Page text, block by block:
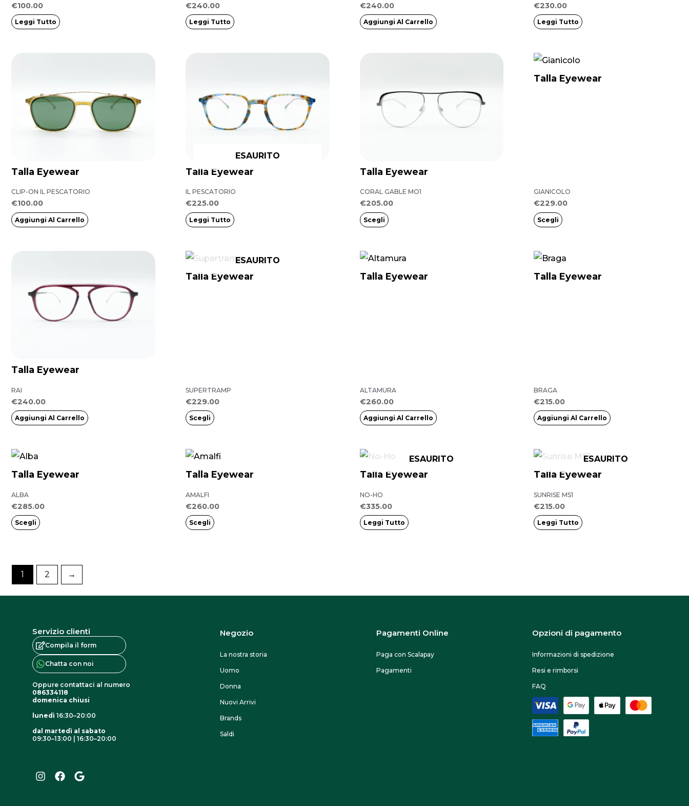
€100.00
Leggi Tutto
€240.00
Leggi Tutto
€240.00
Aggiungi Al Carrello
€230.00
Leggi Tutto
Talla Eyewear
CLIP-ON IL PESCATORIO
€100.00
Aggiungi Al Carrello
Talla Eyewear
ESAURITO
IL PESCATORIO
€225.00
Leggi Tutto
Talla Eyewear
CORAL GABLE MO1
€205.00
Scegli
varianti.
scelte
nella
pagina
prodotto
Talla Eyewear
GIANICOLO
€229.00
Scegli
Questo
prodotto
scelte
nella
pagina
prodotto
Talla Eyewear
RAI
€240.00
Aggiungi Al Carrello
Talla Eyewear
ESAURITO
SUPERTRAMP
€229.00
Scegli
Questo
prodotto
scelte
nella
pagina
prodotto
Talla Eyewear
ALTAMURA
€260.00
Aggiungi Al Carrello
Talla Eyewear
BRAGA
€215.00
Aggiungi Al Carrello
Talla Eyewear
ALBA
€285.00
Scegli
Questo
prodotto
più
varianti.
Le
essere
prodotto
Talla Eyewear
AMALFI
€260.00
Scegli
Questo
prodotto
più
varianti.
Le
Talla Eyewear
ESAURITO
NO-HO
€335.00
Leggi Tutto
Talla Eyewear
ESAURITO
SUNRISE MS1
€215.00
Leggi Tutto
1 2 →
Servizio clienti
Compila il form
Chatta con noi
Oppure contattaci al numero
086334118
domenica chiusi
lunedì16:30–20:00
dal martedì al sabato
09:30–13:00 | 16:30–20:00
t
e
g
Negozio
La nostra storia
Uomo
Donna
Nuovi Arrivi
Brands
Saldi
Pagamenti Online
Paga con Scalapay
Pagamenti
Opzioni di pagamento
Informazioni di spedizione
Resi e rimborsi
FAQ